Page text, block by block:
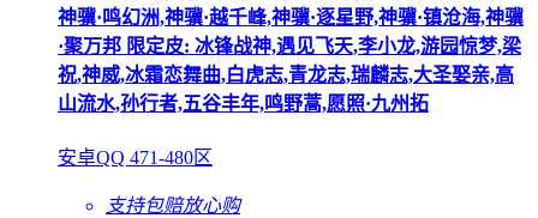
神骥·鸣幻洲,神骥·越千峰,神骥·逐星野,神骥·镇沧海,神骥
·聚万邦 限定皮: 冰锋战神,遇见飞天,李小龙,游园惊梦,梁
祝,神威,冰霜恋舞曲,白虎志,青龙志,瑞麟志,大圣娶亲,高
山流水,孙行者,五谷丰年,鸣野蒿,愿照·九州拓
安卓QQ 471-480区
支持包赔放心购